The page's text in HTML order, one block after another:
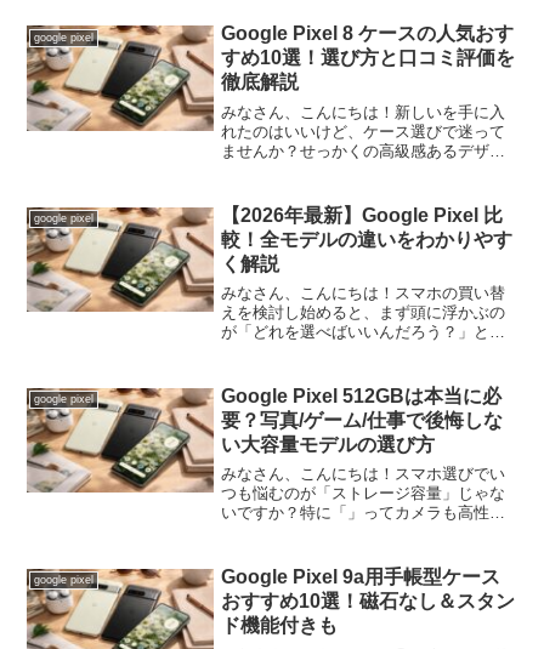
えるのはもちろんだけど、実は「こん...
google pixel
Google Pixel 8 ケースの人気おす
すめ10選！選び方と口コミ評価を
徹底解説
みなさん、こんにちは！新しいを手に入
れたのはいいけど、ケース選びで迷って
ませんか？せっかくの高級感あるデザイ
くわかります。Pixel 8って、背面が光沢
ガラスでとっても...
google pixel
【2026年最新】Google Pixel 比
較！全モデルの違いをわかりやす
く解説
みなさん、こんにちは！スマホの買い替
えを検討し始めると、まず頭に浮かぶの
が「どれを選べばいいんだろう？」とい
たよね。「Pro」に「XL」、「a」シリー
ズに「Fold」…...
google pixel
Google Pixel 512GBは本当に必
要？写真/ゲーム/仕事で後悔しな
い大容量モデルの選び方
みなさん、こんにちは！スマホ選びでい
つも悩むのが「ストレージ容量」じゃな
いですか？特に「」ってカメラも高性能
だな…」ってジレンマ、すごくわかりま
す。実際、私も「写真...
google pixel
Google Pixel 9a用手帳型ケース
おすすめ10選！磁石なし＆スタン
ド機能付きも